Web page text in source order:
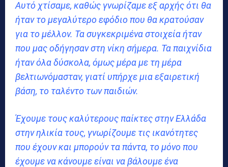
Αυτό χτίσαμε, καθώς γνωρίζαμε εξ αρχής ότι θα
ήταν το μεγαλύτερο εφόδιο που θα κρατούσαν
για το μέλλον. Τα συγκεκριμένα στοιχεία ήταν
που μας οδήγησαν στη νίκη σήμερα. Τα παιχνίδια
ήταν όλα δύσκολα, όμως μέρα με τη μέρα
βελτιωνόμασταν, γιατί υπήρχε μια εξαιρετική
βάση, το ταλέντο των παιδιών.
Έχουμε τους καλύτερους παίκτες στην Ελλάδα
στην ηλικία τους, γνωρίζουμε τις ικανότητες
που έχουν και μπορούν τα πάντα, το μόνο που
έχουμε να κάνουμε είναι να βάλουμε ένα